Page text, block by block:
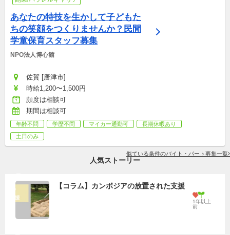
あなたの特技を生かして子どもた
ちの笑顔をつくりませんか？民間
学童保育スタッフ募集
NPO法人博心館
佐賀 [唐津市]
時給1,200〜1,500円
頻度は相談可
期間は相談可
年齢不問 学歴不問 マイカー通勤可
長期休暇あり
土日のみ
似ている条件のバイト・パート募集一覧
人気ストーリー
【コラム】カンボジアの放置された支援
1年以上
前